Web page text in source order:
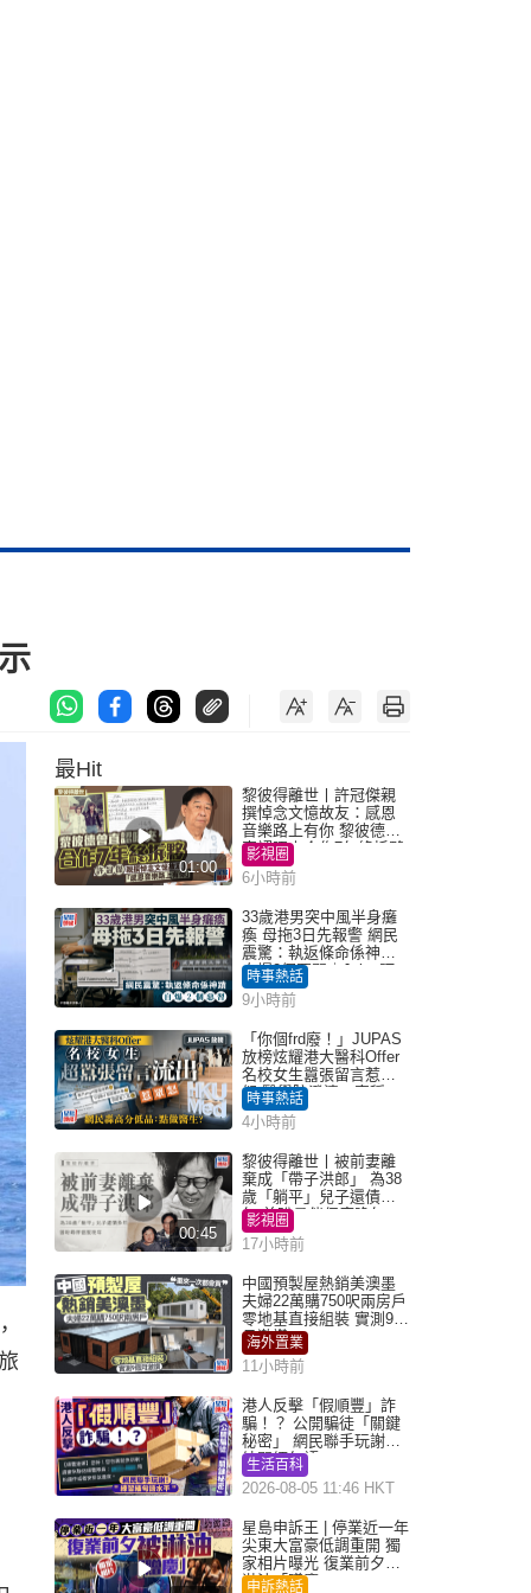
最Hit
01:00
黎彼得離世丨許冠傑親
撰悼念文憶故友：感恩
音樂路上有你 黎彼德曾
直認唔夾合作7年終拆夥
影視圈
6小時前
33歲港男突中風半身癱
瘓 母拖3日先報警 網民
震驚：執返條命係神蹟
自爆2個惡習｜Juicy叮
時事熱話
9小時前
「你個frd廢！」JUPAS
放榜炫耀港大醫科Offer
名校女生囂張留言惹眾
怒 醫學院澄清：宣稱
「40.5分獲錄取」不符事
實｜Juicy叮
時事熱話
4小時前
00:45
黎彼得離世丨被前妻離
棄成「帶子洪郎」 為38
歲「躺平」兒子還債多
年 曾盼尋伴侶度晚年
影視圈
17小時前
中國預製屋熱銷美澳墨
夫婦22萬購750呎兩房戶
零地基直接組裝 實測9個
月激讚
海外置業
11小時前
港人反擊「假順豐」詐
騙！？ 公開騙徒「關鍵
秘密」 網民聯手玩謝：
練習緬甸語
生活百科
2026-08-05 11:46 HKT
星島申訴王 | 停業近一年
尖東大富豪低調重開 獨
家相片曝光 復業前夕被
淋油「贈慶」
申訴熱話